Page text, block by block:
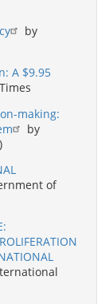
by
A $9.95
making:
by
of